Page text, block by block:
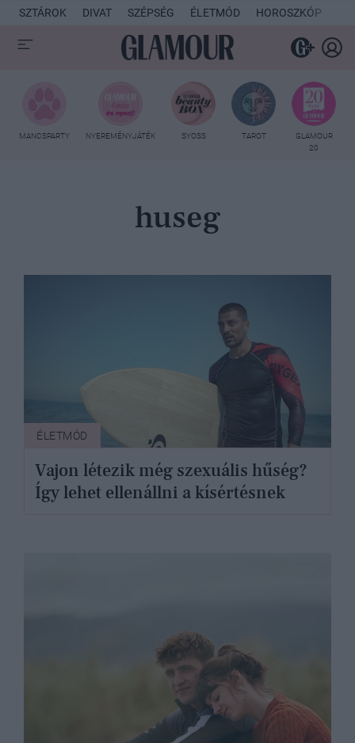
SZTÁROK DIVAT SZÉPSÉG ÉLETMÓD HOROSZKÓP
MANCSPARTY NYEREMÉNYJÁTÉK SYOSS TAROT
GLAMOUR
20
huseg
ÉLETMÓD
Vajon létezik még szexuális hűség?
Így lehet ellenállni a kísértésnek